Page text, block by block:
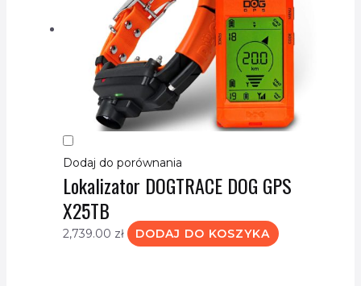
Dodaj do porównania
Lokalizator DOGTRACE DOG GPS
X25TB
2,739.00 zł DODAJ DO KOSZYKA